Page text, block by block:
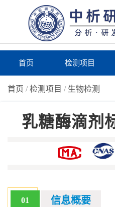
首页 检测项目
首页 /检测项目 / 生物检测
乳糖酶滴剂
01 信息概要